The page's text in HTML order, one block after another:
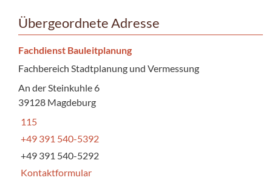
Übergeordnete Adresse
Fachdienst Bauleitplanung
Fachbereich Stadtplanung und Vermessung
An der Steinkuhle 6
39128 Magdeburg
115
+49 391 540-5392
+49 391 540-5292
Kontaktformular